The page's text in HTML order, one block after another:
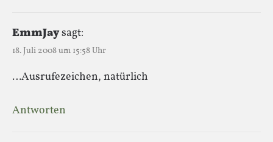
EmmJaysagt:
18. Juli 2008 um 15:58 Uhr
…Ausrufezeichen, natürlich
Antworten